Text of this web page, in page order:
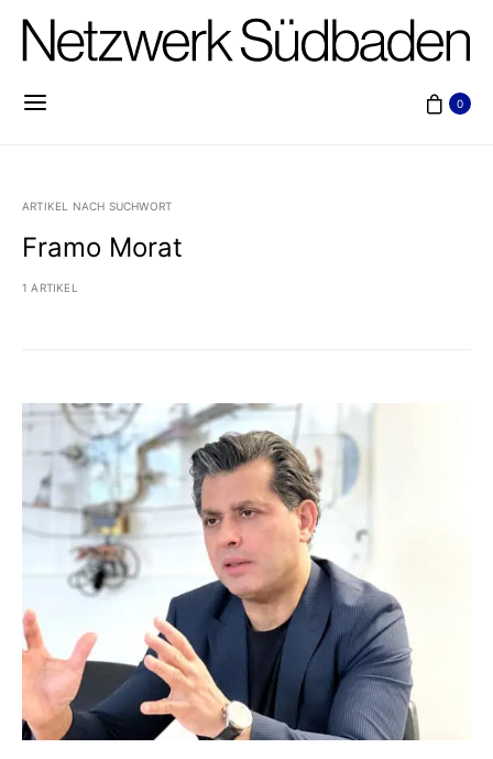
0
ARTIKEL NACH SUCHWORT
Framo Morat
1 ARTIKEL